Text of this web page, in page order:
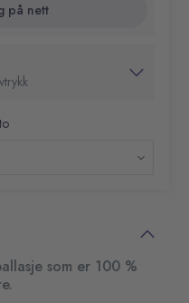
på nett
som er 100 %